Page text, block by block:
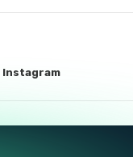
Instagram